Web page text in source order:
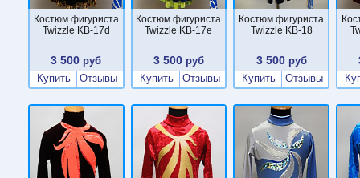
Костюм фигуриста
Twizzle KB-17d
3 500 руб
Купить
Отзывы
Костюм фигуриста
Twizzle KB-17e
3 500 руб
Купить
Отзывы
Костюм фигуриста
Twizzle KB-18
3 500руб
Купить
Отзывы